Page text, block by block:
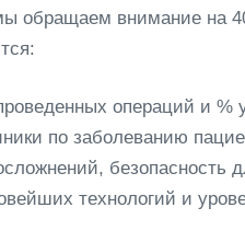
обращаем внимание на
операций и %
по заболеванию
безопасность
технологий и